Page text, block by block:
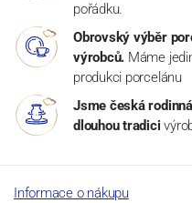
pořádku.
Obrovský výběr
výrobců. Máme
produkci porcelánu
Jsme česká
dlouhou tradici
Informace o nákupu